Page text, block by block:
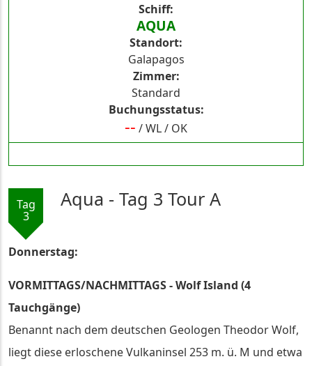
Schiff
AQUA
Standort
Galapagos
Zimmer
Standard
Buchungsstatus
-- /WL/ OK
Tag
3
Aqua - Tag 3 Tour A
Donnerstag:
VORMITTAGS/NACHMITTAGS - Wolf Island (4
Tauchgänge)
Benannt nach dem deutschen Geologen Theodor Wolf,
liegt diese erloschene Vulkaninsel 253 m. ü. M und etwa